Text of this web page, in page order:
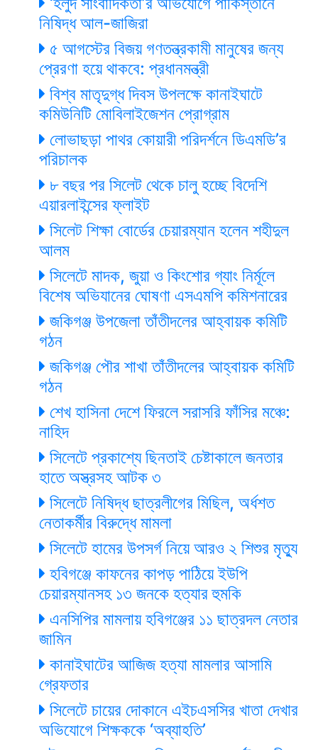
নিষিদ্ধ আল-জাজিরা
৫ আগস্টের বিজয় গণতন্ত্রকামী মানুষের জন্য
প্রেরণা হয়ে থাকবে: প্রধানমন্ত্রী
বিশ্ব মাতৃদুগ্ধ দিবস উপলক্ষে কানাইঘাটে
কমিউনিটি মোবিলাইজেশন প্রোগ্রাম
লোভাছড়া পাথর কোয়ারী পরিদর্শনে ডিএমডি’র
পরিচালক
৮ বছর পর সিলেট থেকে চালু হচ্ছে বিদেশি
এয়ারলাইন্সের ফ্লাইট
সিলেট শিক্ষা বোর্ডের চেয়ারম্যান হলেন শহীদুল
আলম
সিলেটে মাদক, জুয়া ও কিংশোর গ্যাং নির্মূলে
বিশেষ অভিযানের ঘোষণা এসএমপি কমিশনারের
জকিগঞ্জ উপজেলা তাঁতীদলের আহ্বায়ক কমিটি
গঠন
জকিগঞ্জ পৌর শাখা তাঁতীদলের আহ্বায়ক কমিটি
গঠন
শেখ হাসিনা দেশে ফিরলে সরাসরি ফাঁসির মঞ্চে:
নাহিদ
সিলেটে প্রকাশ্যে ছিনতাই চেষ্টাকালে জনতার
হাতে অস্ত্রসহ আটক ৩
সিলেটে নিষিদ্ধ ছাত্রলীগের মিছিল, অর্ধশত
নেতাকর্মীর বিরুদ্ধে মামলা
সিলেটে হামের উপসর্গ নিয়ে আরও ২ শিশুর মৃত্যু
হবিগঞ্জে কাফনের কাপড় পাঠিয়ে ইউপি
চেয়ারম্যানসহ ১৩ জনকে হত্যার হুমকি
এনসিপির মামলায় হবিগঞ্জের ১১ ছাত্রদল নেতার
জামিন
কানাইঘাটের আজিজ হত্যা মামলার আসামি
গ্রেফতার
সিলেটে চায়ের দোকানে এইচএসসির খাতা দেখার
অভিযোগে শিক্ষককে ‘অব্যাহতি’